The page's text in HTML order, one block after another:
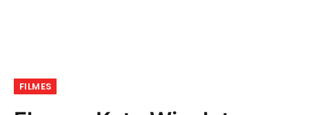
FILMES